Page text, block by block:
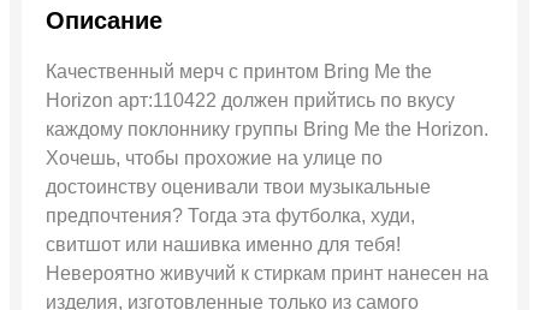
Описание
Качественный мерч с принтом Bring Me the
Horizon арт:110422 должен прийтись по вкусу
каждому поклоннику группы Bring Me the Horizon.
Хочешь, чтобы прохожие на улице по
достоинству оценивали твои музыкальные
предпочтения? Тогда эта футболка, худи,
свитшот или нашивка именно для тебя!
Невероятно живучий к стиркам принт нанесен на
изделия, изготовленные только из самого